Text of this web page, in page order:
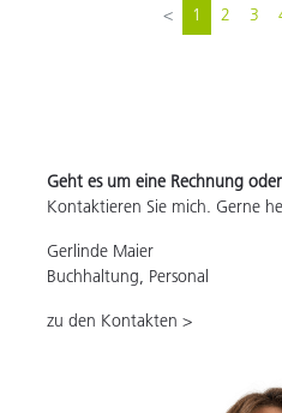
< 1 2 3
Geht es um eine Rechnung
Kontaktieren Sie mich. Gerne
Gerlinde Maier
Buchhaltung, Personal
zu den Kontakten >